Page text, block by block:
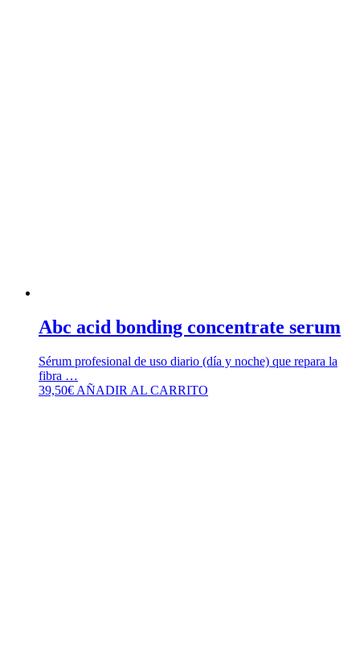
Abc acid bonding concentrate serum
Sérum profesional de uso diario (día y noche) que repara la
fibra …
39,50€ AÑADIR AL CARRITO